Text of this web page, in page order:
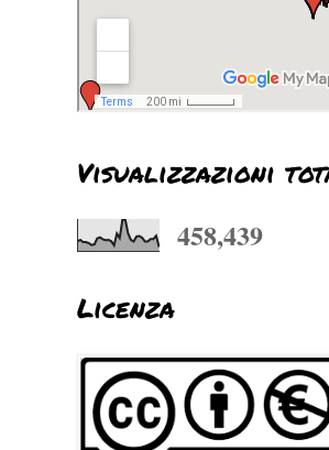
Visualizzazioni
458,439
Licenza